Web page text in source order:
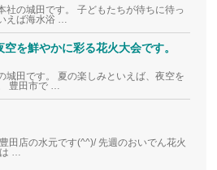
社の城田です。 子どもたちが待ちに待っ
えば海水浴 …
を鮮やかに彩る花火大会です。
城田です。 夏の楽しみといえば、夜空を
豊田市で …
田店の水元です(^^)/ 先週のおいでん花火
は …